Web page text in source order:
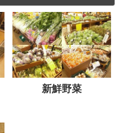
新鮮野菜